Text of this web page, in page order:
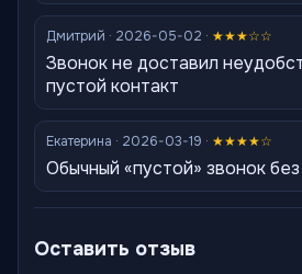
Дмитрий · 2026-05-02 · ★★★☆☆
Звонок не доставил
пустой контакт
Екатерина · 2026-03-19 · ★★★★☆
Обычный «пустой» звонок
Оставить отзыв